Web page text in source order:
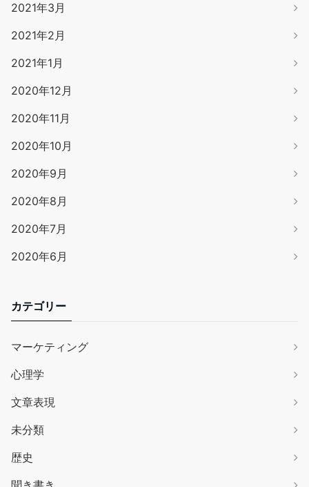
2021年3月
2021年2月
2021年1月
2020年12月
2020年11月
2020年10月
2020年9月
2020年8月
2020年7月
2020年6月
カテゴリー
マーケティング
心理学
文章表現
未分類
歴史